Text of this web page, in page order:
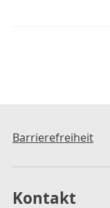
Barrierefreiheit
Kontakt